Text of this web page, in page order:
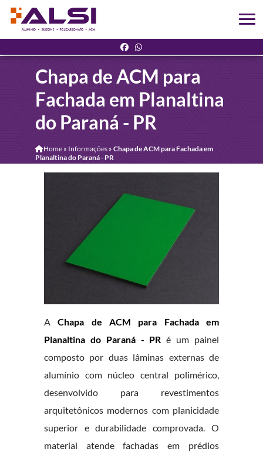
Chapa de ACM para
Fachada em Planaltina
do Paraná - PR
Home» Informações » Chapa de ACM para Fachada em
Planaltina do Paraná - PR
AChapa de ACM para Fachada em
Planaltina do Paraná - PR é um painel
composto por duas lâminas externas de
alumínio com núcleo central polimérico,
desenvolvido para revestimentos
arquitetônicos modernos com planicidade
superior e durabilidade comprovada. O
material atende fachadas em prédios